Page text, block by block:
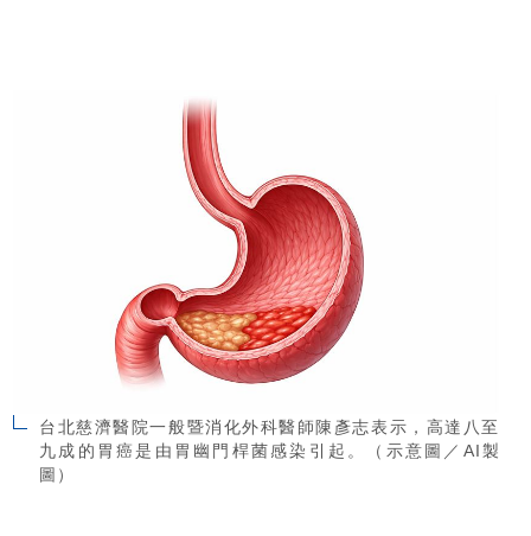
台北慈濟醫院一般暨消化外科醫師陳彥志表示，高達八至
九成的胃癌是由胃幽門桿菌感染引起。（示意圖／AI製
圖）